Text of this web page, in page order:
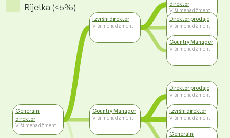
Rijetka (<5%)
Generalni
direktor
Viši menadžment
Izvršni direktor
Viši menadžment
Country Manager
Viši menadžment
direktor
Viši menadžment
Direktor prodaje
Viši menadžment
Country Manager
Viši menadžment
Direktor prodaje
Viši menadžment
Izvršni direktor
Viši menadžment
Generalni